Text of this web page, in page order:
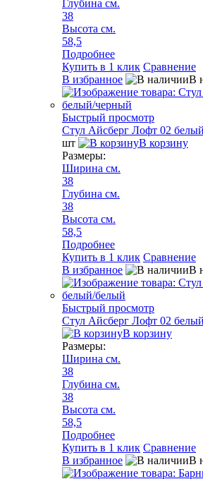
Глубина см.
38
Высота см.
58,5
Подробнее
Купить в 1 клик Сравнение
В избранное
В
Быстрый просмотр
Стул Айсберг Лофт 02
шт
В корзину
Размеры:
Ширина см.
38
Глубина см.
38
Высота см.
58,5
Подробнее
Купить в 1 клик Сравнение
В избранное
В
Быстрый просмотр
Стул Айсберг Лофт 02
В корзину
Размеры:
Ширина см.
38
Глубина см.
38
Высота см.
58,5
Подробнее
Купить в 1 клик Сравнение
В избранное
В